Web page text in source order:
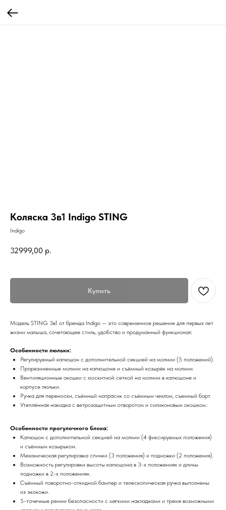
Коляска 3в1 Indigo STING
Indigo
32999,00 р.
Купить
Модель STING 3в1 от бренда Indigo — это современное решение для первых лет
жизни малыша, сочетающее стиль, удобство и продуманный функционал.
Особенности люльки:
Регулируемый капюшон с дополнительной секцией на молнии (5 положений).
Прорезиненные молнии на капюшоне и съёмный козырёк на молнии.
Вентиляционные окошки с москитной сеткой на молнии в капюшоне и
корпусе люльки.
Ручка для переноски, съёмный матрасик со съёмным чехлом, съемный борт.
Утеплённая накидка с ветрозащитным отворотом и силиконовым окошком.
Особенности прогулочного блока:
Капюшон с дополнительной секцией на молнии (4 фиксируемых положения)
и съёмным козырьком.
Механическая регулировка спинки (3 положения) и подножки (2 положения).
Возможность регулировки высоты капюшона в 3-х положениях и длины
подножки в 2-х положениях.
Съёмный поворотно-откидной бампер и телескопическая ручка выполнены
из экокожи.
5-точечные ремни безопасности с мягкими накладками и тремя возможными